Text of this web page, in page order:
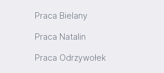
Praca Bielany
Praca Natalin
Praca Odrzywołek